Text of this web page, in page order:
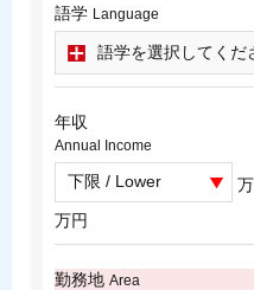
語学 Language
語学を選択してくだ
年収
Annual Income
万円
勤務地 Area